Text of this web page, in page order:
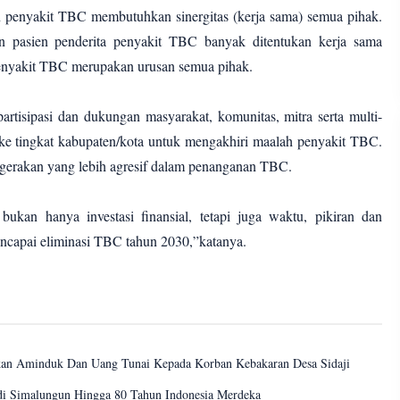
TBC membutuhkan sinergitas (kerja sama) semua pihak.
pasien penderita penyakit TBC banyak ditentukan kerja sama
TBC merupakan urusan semua pihak.
dan dukungan masyarakat, komunitas, mitra serta multi-
tingkat kabupaten/kota untuk mengakhiri maalah penyakit TBC.
yang lebih agresif dalam penanganan TBC.
hanya investasi finansial, tetapi juga waktu, pikiran dan
eliminasi TBC tahun 2030,”katanya.
Aminduk Dan Uang Tunai Kepada Korban Kebakaran Desa Sidaji
Simalungun Hingga 80 Tahun Indonesia Merdeka